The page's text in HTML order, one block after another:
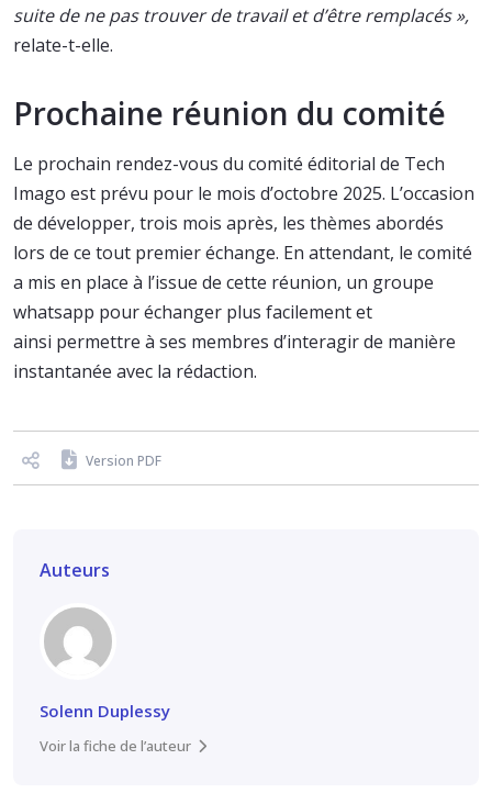
suite de ne pas trouver de travail et d’être remplacés »,
relate-t-elle.
Prochaine réunion du comité
Le prochain rendez-vous du comité éditorial de Tech
Imago est prévu pour le mois d’octobre 2025. L’occasion
de développer, trois mois après, les thèmes abordés
lors de ce tout premier échange. En attendant, le comité
a mis en place à l’issue de cette réunion, un groupe
whatsapp pour échanger plus facilement et
ainsi permettre à ses membres d’interagir de manière
instantanée avec la rédaction.
Version PDF
Auteurs
Solenn Duplessy
Voir la fiche de l’auteur